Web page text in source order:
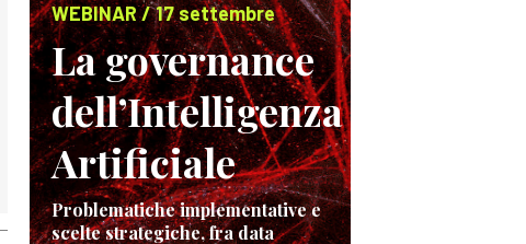
WEBINAR / 17 settembre
La governance
dell’Intelligenza
Artificiale
Problematiche implementative e
scelte strategiche, fra data